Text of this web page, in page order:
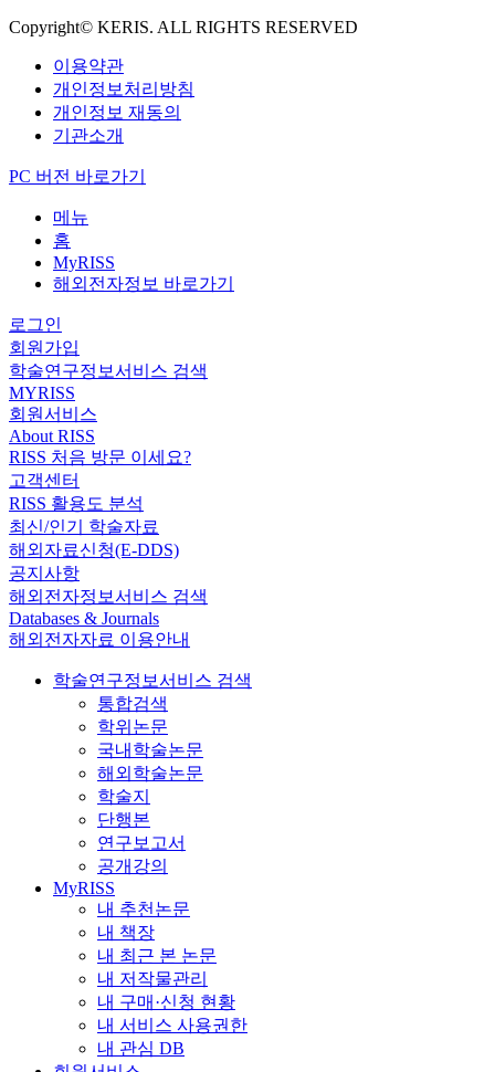
Copyright© KERIS. ALL RIGHTS RESERVED
이용약관
개인정보처리방침
개인정보 재동의
기관소개
PC 버전 바로가기
메뉴
홈
MyRISS
해외전자정보 바로가기
로그인
회원가입
학술연구정보서비스 검색
MYRISS
회원서비스
About RISS
RISS 처음 방문 이세요?
고객센터
RISS 활용도 분석
최신/인기 학술자료
해외자료신청(E-DDS)
공지사항
해외전자정보서비스 검색
Databases & Journals
해외전자자료 이용안내
학술연구정보서비스 검색
통합검색
학위논문
국내학술논문
해외학술논문
학술지
단행본
연구보고서
공개강의
MyRISS
내 추천논문
내 책장
내 최근 본 논문
내 저작물관리
내 구매·신청 현황
내 서비스 사용권한
내 관심 DB